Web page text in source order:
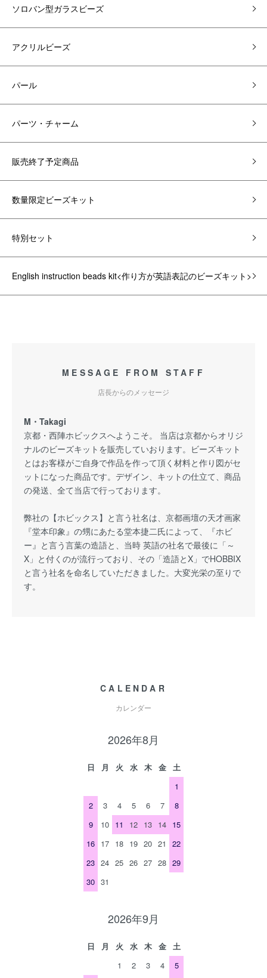
ソロバン型ガラスビーズ
アクリルビーズ
パール
パーツ・チャーム
販売終了予定商品
数量限定ビーズキット
特別セット
English instruction beads kit<作り方が英語表記のビーズキット>
MESSAGE FROM STAFF
店長からのメッセージ
M・Takagi
京都・西陣ホビックスへようこそ。 当店は京都からオリジ
ナルのビーズキットを販売していおります。ビーズキット
とはお客様がご自身で作品を作って頂く材料と作り図がセ
ットになった商品です。デザイン、キットの仕立て、商品
の発送、全て当店で行っております。
弊社の【ホビックス】と言う社名は、京都画壇の天才画家
『堂本印象』の甥にあたる堂本捷二氏によって、『ホビ
ー』と言う言葉の造語と、当時 英語の社名で最後に「～
X」と付くのが流行っており、その「造語とX」でHOBBIX
と言う社名を命名していただきました。大変光栄の至りで
す。
CALENDAR
カレンダー
2026年8月
日 月 火 水 木 金
土
1
2
3 4 5 6 7
8
9
10 11 12 13 14 15
16 17 18 19 20 21
22
23 24 25 26 27 28 29
30 31
2026年9月
日 月 火 水 木 金
土
1
2 3 4
5